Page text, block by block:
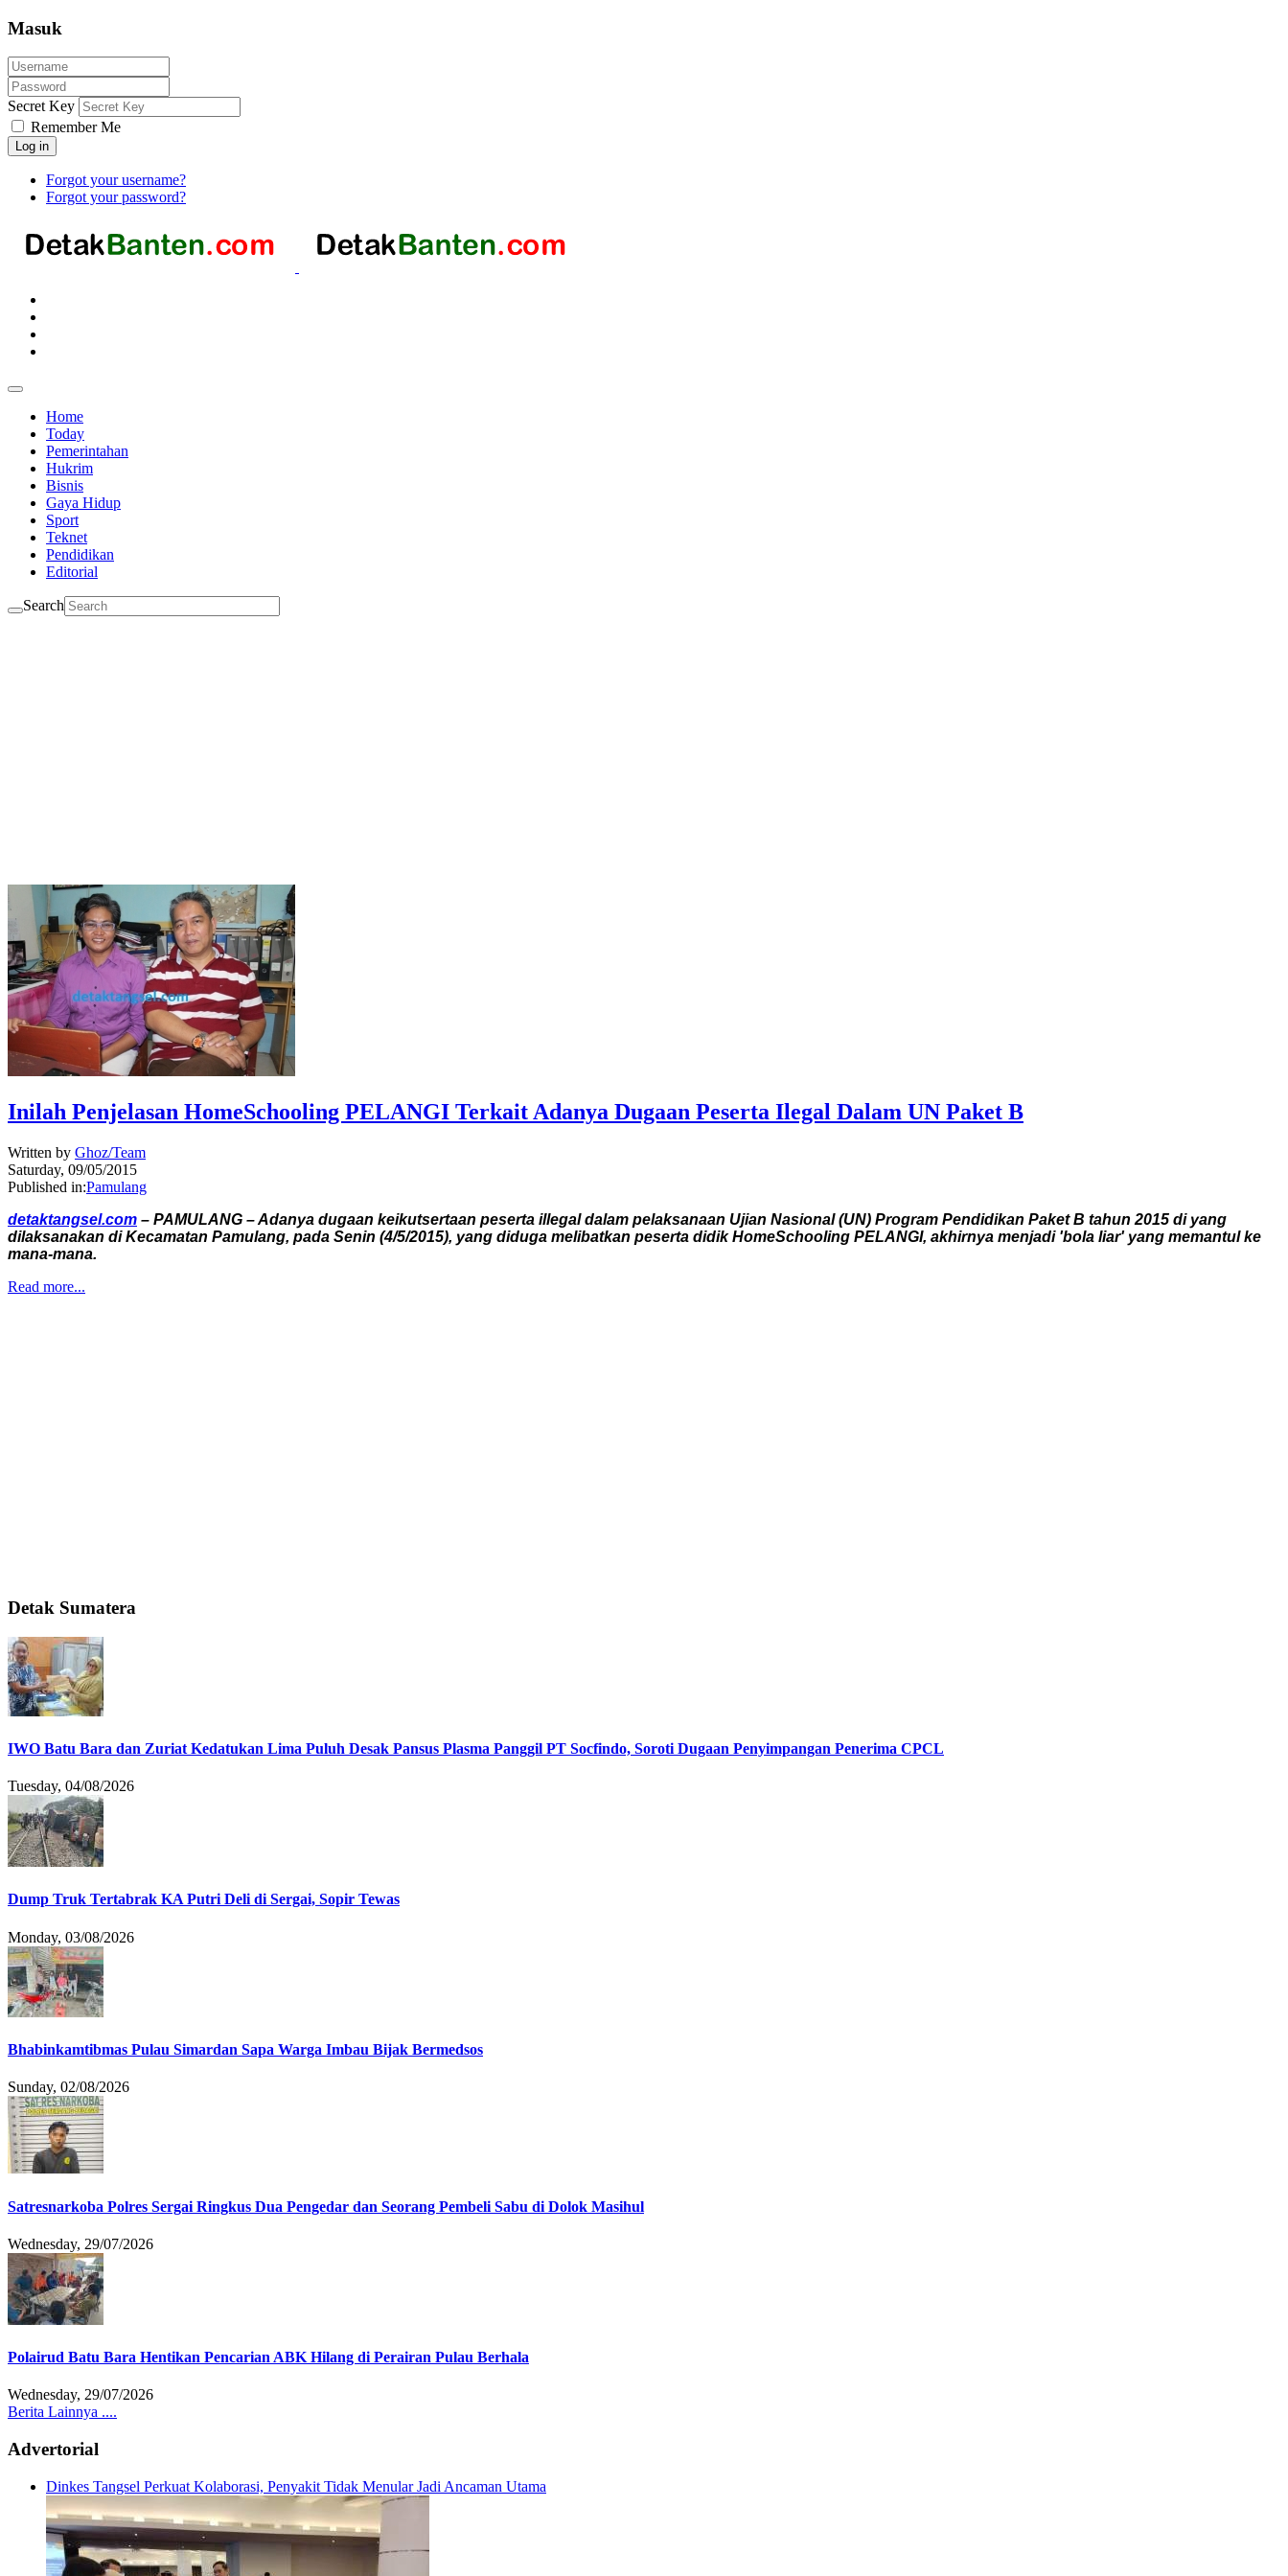
Masuk
Secret Key
Remember Me
Log in
Forgot your username?
Forgot your password?
Home
Today
Pemerintahan
Hukrim
Bisnis
Gaya Hidup
Sport
Teknet
Pendidikan
Editorial
Search
Inilah Penjelasan HomeSchooling PELANGI Terkait Adanya Dugaan Peserta Ilegal Dalam UN Paket B
Written by Ghoz/Team
Saturday, 09/05/2015
Published in:Pamulang
detaktangsel.com – PAMULANG – Adanya dugaan keikutsertaan peserta illegal dalam pelaksanaan Ujian Nasional (UN) Program Pendidikan Paket B tahun 2015 di yang
dilaksanakan di Kecamatan Pamulang, pada Senin (4/5/2015), yang diduga melibatkan peserta didik HomeSchooling PELANGI, akhirnya menjadi 'bola liar' yang memantul ke
mana-mana.
Read more...
Detak Sumatera
IWO Batu Bara dan Zuriat Kedatukan Lima Puluh Desak Pansus Plasma Panggil PT Socfindo, Soroti Dugaan Penyimpangan Penerima CPCL
Tuesday, 04/08/2026
Dump Truk Tertabrak KA Putri Deli di Sergai, Sopir Tewas
Monday, 03/08/2026
Bhabinkamtibmas Pulau Simardan Sapa Warga Imbau Bijak Bermedsos
Sunday, 02/08/2026
Satresnarkoba Polres Sergai Ringkus Dua Pengedar dan Seorang Pembeli Sabu di Dolok Masihul
Wednesday, 29/07/2026
Polairud Batu Bara Hentikan Pencarian ABK Hilang di Perairan Pulau Berhala
Wednesday, 29/07/2026
Berita Lainnya ....
Advertorial
Dinkes Tangsel Perkuat Kolaborasi, Penyakit Tidak Menular Jadi Ancaman Utama